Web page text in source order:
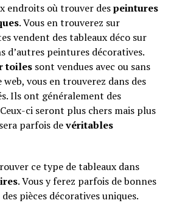
endroits où trouver despeintures
. Vous en trouverez sur
vendent des tableaux déco sur
d’autres peintures décoratives.
toilessont vendues avec ou sans
vous en trouverez dans des
Ils ont généralement des
ci seront plus chers mais plus
parfois devéritables
ce type de tableaux dans
. Vous y ferez parfois de bonnes
pièces décoratives uniques.